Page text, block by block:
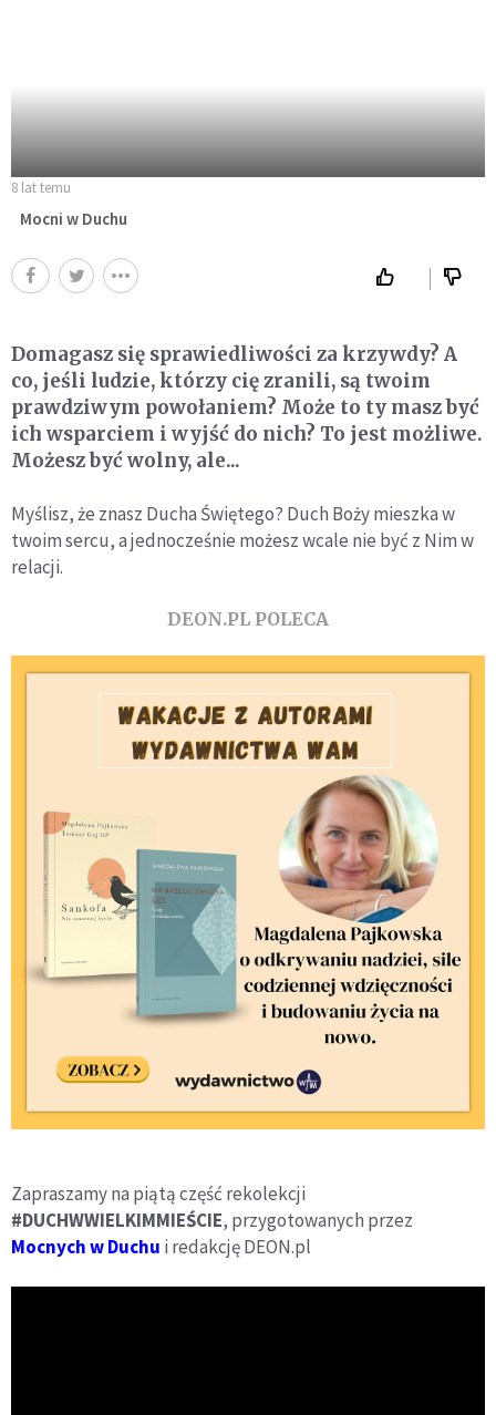
8 lat temu
Mocni w Duchu
Domagasz się sprawiedliwości za krzywdy? A
co, jeśli ludzie, którzy cię zranili, są twoim
prawdziwym powołaniem? Może to ty masz być
ich wsparciem i wyjść do nich? To jest możliwe.
Możesz być wolny, ale...
Myślisz, że znasz Ducha Świętego? Duch Boży mieszka w
twoim sercu, a jednocześnie możesz wcale nie być z Nim w
relacji.
DEON.PL POLECA
Zapraszamy na piątą część rekolekcji
#DUCHWWIELKIMMIEŚCIE, przygotowanych przez
Mocnych w Duchu i redakcję DEON.pl